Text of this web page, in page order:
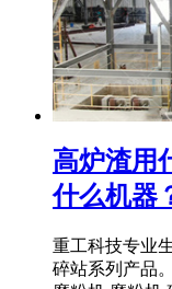
高炉渣用
什么机器
重工科技专业
碎站系列产品